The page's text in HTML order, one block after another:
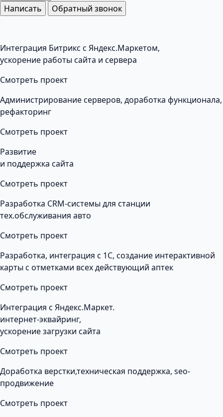
Написать Обратный звонок
Интеграция Битрикс с Яндекс.Маркетом,
ускорение работы сайта и сервера
Смотреть проект
Администрирование серверов, доработка функционала,
рефакторинг
Смотреть проект
Развитие
и поддержка сайта
Смотреть проект
Разработка CRM-системы для станции
тех.обслуживания авто
Смотреть проект
Разработка, интеграция с 1С, создание интерактивной
карты с отметками всех действующий аптек
Смотреть проект
Интеграция с Яндекс.Маркет.
интернет-эквайринг,
ускорение загрузки сайта
Смотреть проект
Доработка верстки,техническая поддержка, seo-
продвижение
Смотреть проект